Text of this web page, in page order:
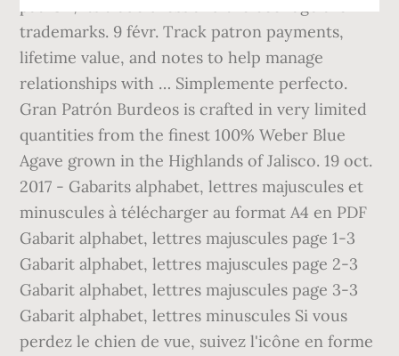
trademarks. 9 févr. Track patron payments,
lifetime value, and notes to help manage
relationships with … Simplemente perfecto.
Gran Patrón Burdeos is crafted in very limited
quantities from the finest 100% Weber Blue
Agave grown in the Highlands of Jalisco. 19 oct.
2017 - Gabarits alphabet, lettres majuscules et
minuscules à télécharger au format A4 en PDF
Gabarit alphabet, lettres majuscules page 1-3
Gabarit alphabet, lettres majuscules page 2-3
Gabarit alphabet, lettres majuscules page 3-3
Gabarit alphabet, lettres minuscules Si vous
perdez le chien de vue, suivez l'icône en forme